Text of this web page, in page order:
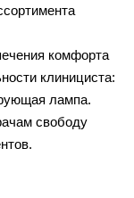
комфорта
клинициста:
лампа.
свободу